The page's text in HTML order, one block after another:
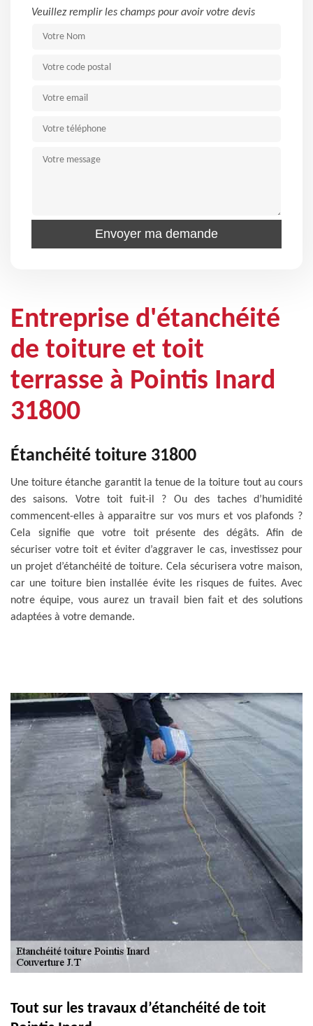
Veuillez remplir les champs pour avoir votre devis
Entreprise d'étanchéité
de toiture et toit
terrasse à Pointis Inard
31800
Étanchéité toiture 31800
Une toiture étanche garantit la tenue de la toiture tout au cours
des saisons. Votre toit fuit-il ? Ou des taches d’humidité
commencent-elles à apparaitre sur vos murs et vos plafonds ?
Cela signifie que votre toit présente des dégâts. Afin de
sécuriser votre toit et éviter d’aggraver le cas, investissez pour
un projet d’étanchéité de toiture. Cela sécurisera votre maison,
car une toiture bien installée évite les risques de fuites. Avec
notre équipe, vous aurez un travail bien fait et des solutions
adaptées à votre demande.
Tout sur les travaux d’étanchéité de toit